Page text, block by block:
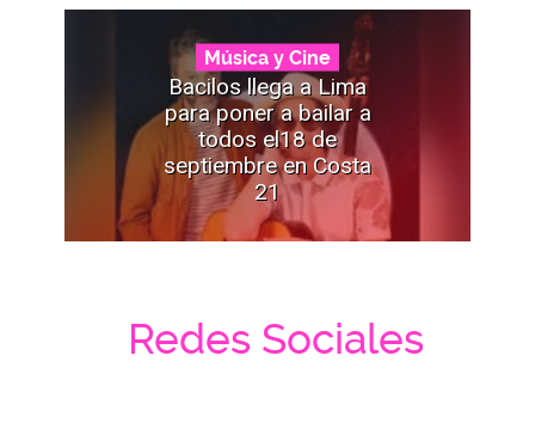
Música y Cine
Bacilos llega a Lima
para poner a bailar a
todos el18 de
septiembre en Costa
21
Redes Sociales